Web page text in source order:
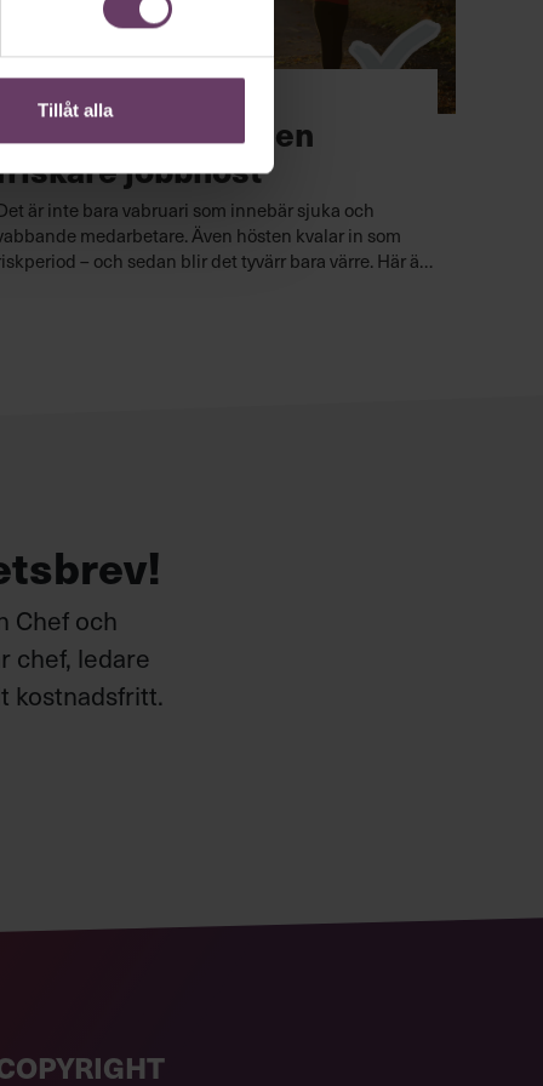
Tillåt alla
tips – så får du en
jobbhöst
är inte bara vabruari som innebär sjuka och
medarbetare. Även hösten kvalar in som
– och sedan blir det tyvärr bara värre. Här är
Chef och
chef, ledare
kostnadsfritt.